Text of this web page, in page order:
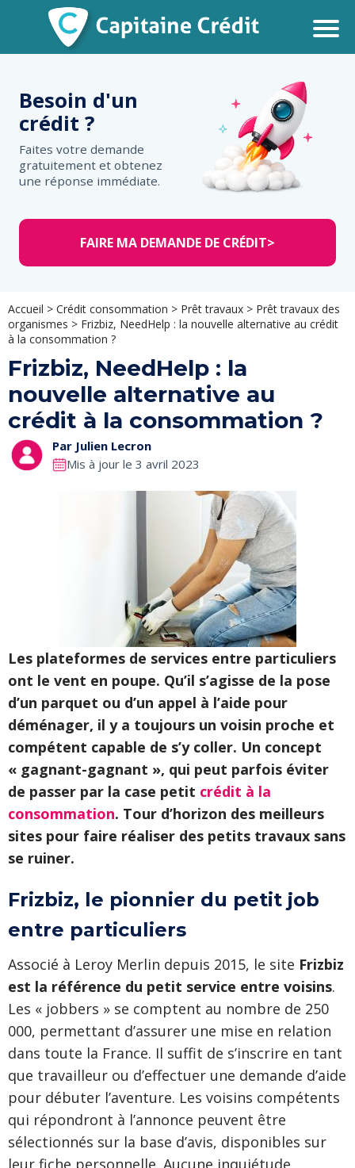
Besoin d'un
crédit ?
Faites votre demande
gratuitement et obtenez
une réponse immédiate.
FAIRE MA DEMANDE DE CRÉDIT>
Accueil > Crédit consommation > Prêt travaux > Prêt travaux des
organismes > Frizbiz, NeedHelp : la nouvelle alternative au crédit
à la consommation ?
Frizbiz, NeedHelp : la
nouvelle alternative au
crédit à la consommation ?
Par Julien Lecron
Mis à jour le 3 avril 2023
Les plateformes de services entre particuliers
ont le vent en poupe. Qu’il s’agisse de la pose
d’un parquet ou d’un appel à l’aide pour
déménager, il y a toujours un voisin proche et
compétent capable de s’y coller. Un concept
« gagnant-gagnant », qui peut parfois éviter
de passer par la case petit crédit à la
consommation. Tour d’horizon des meilleurs
sites pour faire réaliser des petits travaux sans
se ruiner.
Frizbiz, le pionnier du petit job
entre particuliers
Associé à Leroy Merlin depuis 2015, le site Frizbiz
est la référence du petit service entre voisins.
Les « jobbers » se comptent au nombre de 250
000, permettant d’assurer une mise en relation
dans toute la France. Il suffit de s’inscrire en tant
que travailleur ou d’effectuer une demande d’aide
pour débuter l’aventure. Les voisins compétents
qui répondront à l’annonce peuvent être
sélectionnés sur la base d’avis, disponibles sur
leur fiche personnelle. Aucune inquiétude